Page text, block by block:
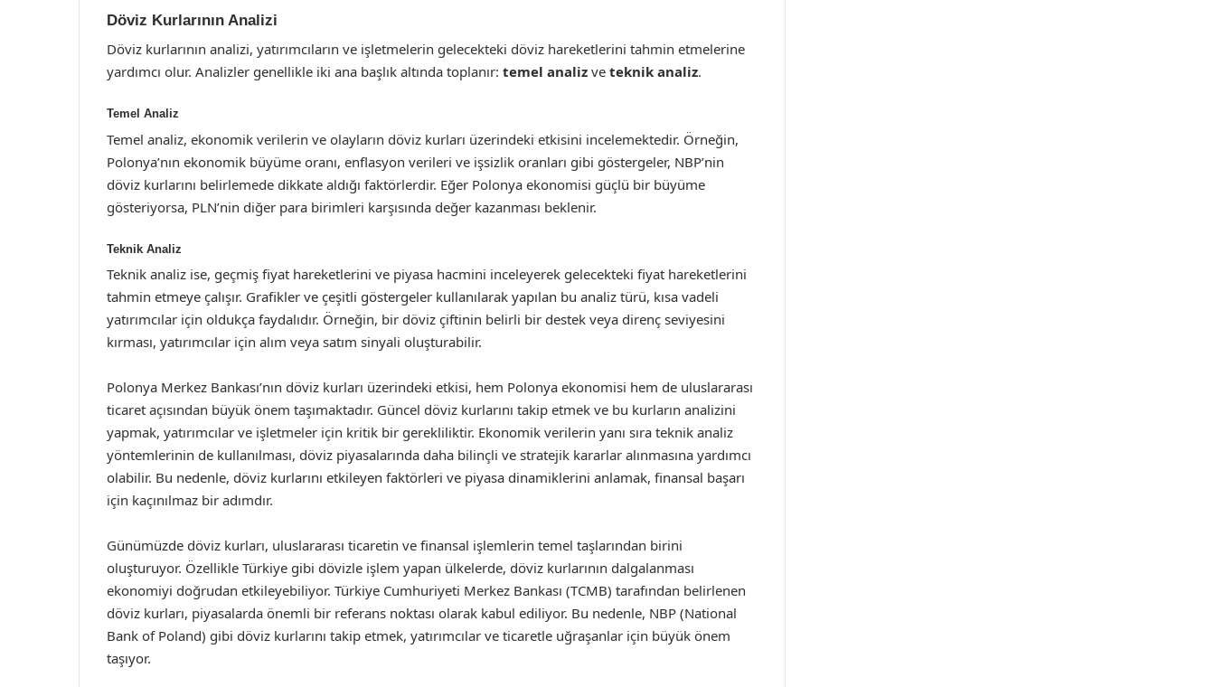
Döviz Kurlarının Analizi
Döviz kurlarının analizi, yatırımcıların ve işletmelerin gelecekteki döviz hareketlerini tahmin etmelerine
yardımcı olur. Analizler genellikle iki ana başlık altında toplanır: temel analiz ve teknik analiz.
Temel Analiz
Temel analiz, ekonomik verilerin ve olayların döviz kurları üzerindeki etkisini incelemektedir. Örneğin,
Polonya’nın ekonomik büyüme oranı, enflasyon verileri ve işsizlik oranları gibi göstergeler, NBP’nin
döviz kurlarını belirlemede dikkate aldığı faktörlerdir. Eğer Polonya ekonomisi güçlü bir büyüme
gösteriyorsa, PLN’nin diğer para birimleri karşısında değer kazanması beklenir.
Teknik Analiz
Teknik analiz ise, geçmiş fiyat hareketlerini ve piyasa hacmini inceleyerek gelecekteki fiyat hareketlerini
tahmin etmeye çalışır. Grafikler ve çeşitli göstergeler kullanılarak yapılan bu analiz türü, kısa vadeli
yatırımcılar için oldukça faydalıdır. Örneğin, bir döviz çiftinin belirli bir destek veya direnç seviyesini
kırması, yatırımcılar için alım veya satım sinyali oluşturabilir.
Polonya Merkez Bankası’nın döviz kurları üzerindeki etkisi, hem Polonya ekonomisi hem de uluslararası
ticaret açısından büyük önem taşımaktadır. Güncel döviz kurlarını takip etmek ve bu kurların analizini
yapmak, yatırımcılar ve işletmeler için kritik bir gerekliliktir. Ekonomik verilerin yanı sıra teknik analiz
yöntemlerinin de kullanılması, döviz piyasalarında daha bilinçli ve stratejik kararlar alınmasına yardımcı
olabilir. Bu nedenle, döviz kurlarını etkileyen faktörleri ve piyasa dinamiklerini anlamak, finansal başarı
için kaçınılmaz bir adımdır.
Günümüzde döviz kurları, uluslararası ticaretin ve finansal işlemlerin temel taşlarından birini
oluşturuyor. Özellikle Türkiye gibi dövizle işlem yapan ülkelerde, döviz kurlarının dalgalanması
ekonomiyi doğrudan etkileyebiliyor. Türkiye Cumhuriyeti Merkez Bankası (TCMB) tarafından belirlenen
döviz kurları, piyasalarda önemli bir referans noktası olarak kabul ediliyor. Bu nedenle, NBP (National
Bank of Poland) gibi döviz kurlarını takip etmek, yatırımcılar ve ticaretle uğraşanlar için büyük önem
taşıyor.